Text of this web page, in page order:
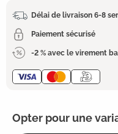
Délai de livraison 6-8
Paiement sécurisé
-2 % avec le virement
Opter pour une